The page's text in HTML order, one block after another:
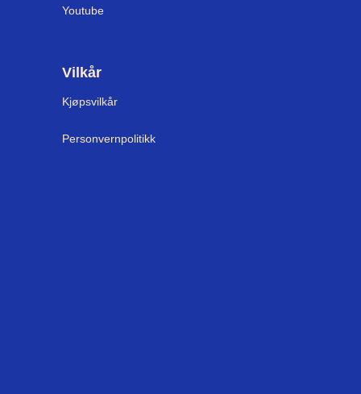
Youtube
Vilkår
Kjøpsvilkår
Personvernpolitikk